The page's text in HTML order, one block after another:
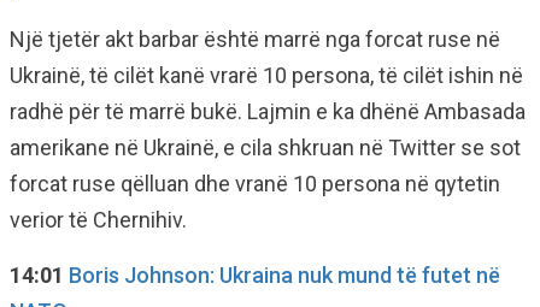
Një tjetër akt barbar është marrë nga forcat ruse në
Ukrainë, të cilët kanë vrarë 10 persona, të cilët ishin në
radhë për të marrë bukë. Lajmin e ka dhënë Ambasada
amerikane në Ukrainë, e cila shkruan në Twitter se sot
forcat ruse qëlluan dhe vranë 10 persona në qytetin
verior të Chernihiv.
14:01 Boris Johnson: Ukraina nuk mund të futet në